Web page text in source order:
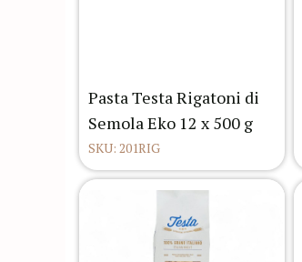
Pasta Testa Rigatoni di
Semola Eko 12 x 500 g
SKU: 201RIG